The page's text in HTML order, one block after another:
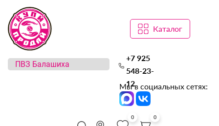
Каталог
+7 925
548-23-
12
Мы в социальных сетях:
0 0